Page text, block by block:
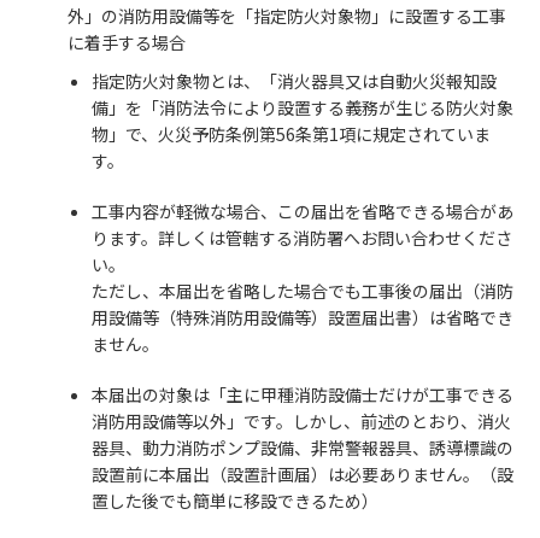
外」の消防用設備等を「指定防火対象物」に設置する工事
に着手する場合
指定防火対象物とは、「消火器具又は自動火災報知設
備」を「消防法令により設置する義務が生じる防火対象
物」で、火災予防条例第56条第1項に規定されていま
す。
工事内容が軽微な場合、この届出を省略できる場合があ
ります。詳しくは管轄する消防署へお問い合わせくださ
い。
ただし、本届出を省略した場合でも工事後の届出（消防
用設備等（特殊消防用設備等）設置届出書）は省略でき
ません。
本届出の対象は「主に甲種消防設備士だけが工事できる
消防用設備等以外」です。しかし、前述のとおり、消火
器具、動力消防ポンプ設備、非常警報器具、誘導標識の
設置前に本届出（設置計画届）は必要ありません。（設
置した後でも簡単に移設できるため）